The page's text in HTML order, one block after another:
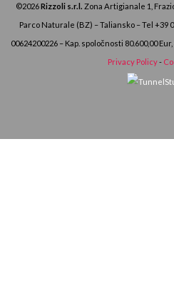
©2026Rizzoli s.r.l. Zona Artigianale 1,
Parco Naturale (BZ) – Taliansko – Tel +39
00624200226 – Kap. spoločnosti 80.600,00
Privacy Policy-